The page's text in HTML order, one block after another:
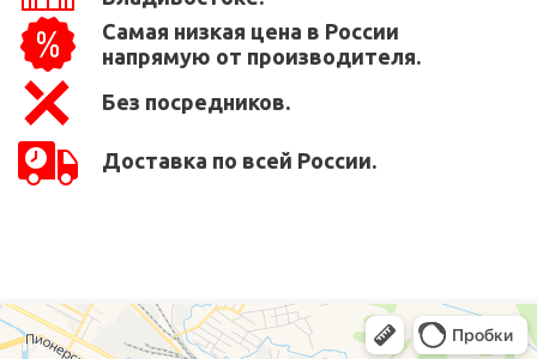
Самая низкая цена в России
напрямую от производителя.
Без посредников.
Доставка по всей России.